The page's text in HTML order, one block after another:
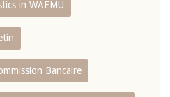
in WAEMU
Bancaire